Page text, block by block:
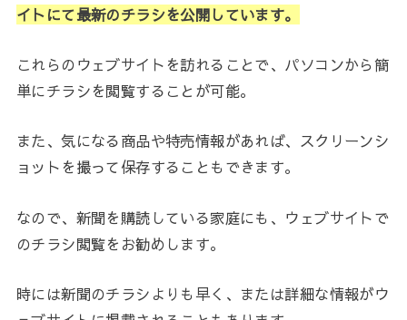
イトにて最新のチラシを公開しています。
これらのウェブサイトを訪れることで、パソコンから簡
単にチラシを閲覧することが可能。
また、気になる商品や特売情報があれば、スクリーンシ
ョットを撮って保存することもできます。
なので、新聞を購読している家庭にも、ウェブサイトで
のチラシ閲覧をお勧めします。
時には新聞のチラシよりも早く、または詳細な情報がウ